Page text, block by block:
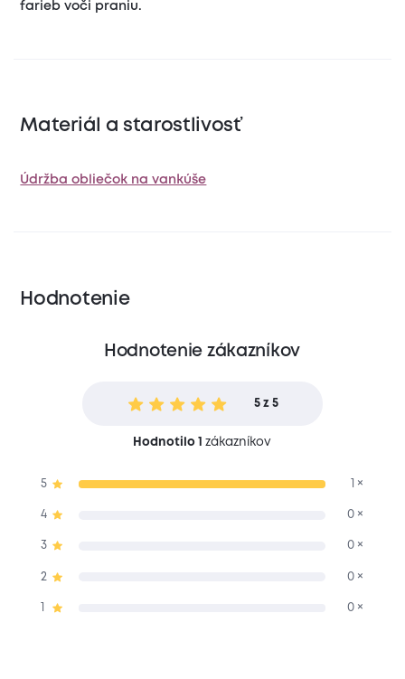
farieb voči praniu.
Materiál a starostlivosť
Údržba obliečok na vankúše
Hodnotenie
Hodnotenie zákazníkov
5 z 5
Hodnotilo 1 zákazníkov
5 1 ×
4 0 ×
3 0 ×
2 0 ×
0 ×